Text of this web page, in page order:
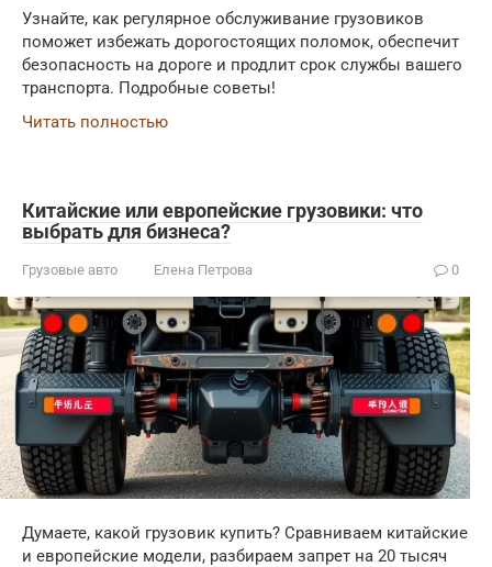
Узнайте, как регулярное обслуживание грузовиков
поможет избежать дорогостоящих поломок, обеспечит
безопасность на дороге и продлит срок службы вашего
транспорта. Подробные советы!
Читать полностью
Китайские или европейские грузовики: что
выбрать для бизнеса?
Грузовые авто Елена Петрова 0
Думаете, какой грузовик купить? Сравниваем китайские
и европейские модели, разбираем запрет на 20 тысяч